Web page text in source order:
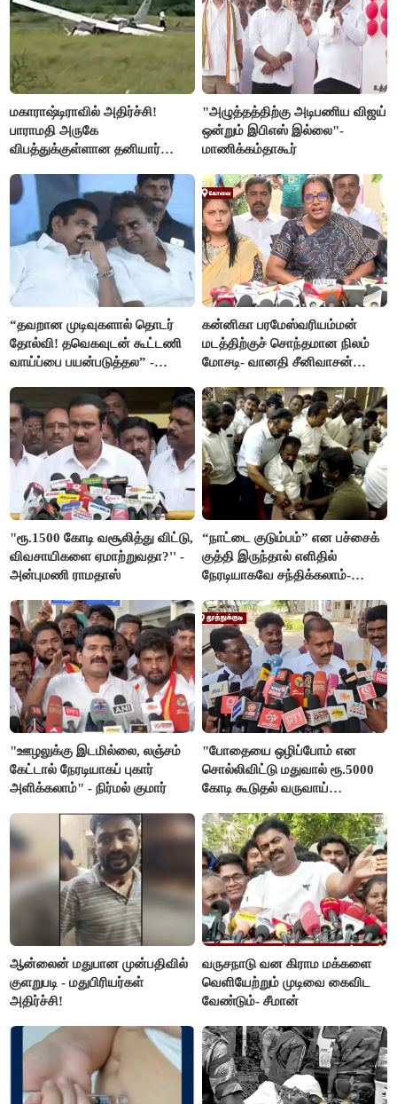
மகாராஷ்டிராவில் அதிர்ச்சி!
பாராமதி அருகே
விபத்துக்குள்ளான தனியார்
"அழுத்தத்திற்கு அடிபணிய விஜய்
ஒன்றும் இபிஎஸ் இல்லை"-
மாணிக்கம்தாகூர்
“தவறான முடிவுகளால் தொடர்
தோல்வி! தவெகவுடன் கூட்டணி
வாய்ப்பை பயன்படுத்தல” -
கன்னிகா பரமேஸ்வரியம்மன்
மடத்திற்குச் சொந்தமான நிலம்
மோசடி- வானதி சீனிவாசன்
"ரூ.1500 கோடி வசூலித்து விட்டு,
விவசாயிகளை ஏமாற்றுவதா?'' -
அன்புமணி ராமதாஸ்
“நாட்டை குடும்பம்” என பச்சைக்
குத்தி இருந்தால் எளிதில்
நேரடியாகவே சந்திக்கலாம்-
"ஊழலுக்கு இடமில்லை, லஞ்சம்
கேட்டால் நேரடியாகப் புகார்
அளிக்கலாம்" - நிர்மல் குமார்
"போதையை ஒழிப்போம் என
சொல்லிவிட்டு மதுவால் ரூ.5000
கோடி கூடுதல் வருவாய்
மார்க்கண்டேயன்
ஆன்லைன் மதுபான முன்பதிவில்
குளறுபடி - மதுபிரியர்கள்
அதிர்ச்சி!
வருசநாடு வன கிராம மக்களை
வெளியேற்றும் முடிவை கைவிட
வேண்டும்- சீமான்